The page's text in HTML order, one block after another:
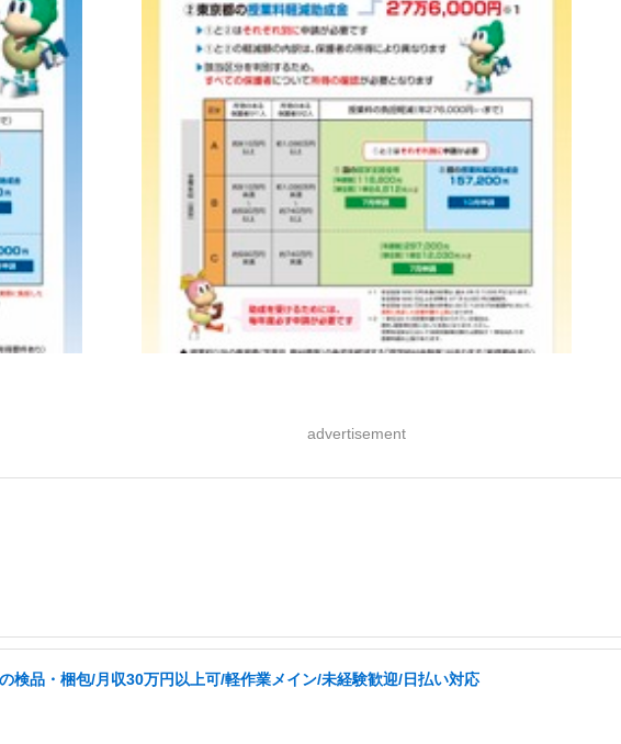
advertisement
検品・梱包/月収30万円以上可/軽作業メイン/未経験歓迎/日払い対応